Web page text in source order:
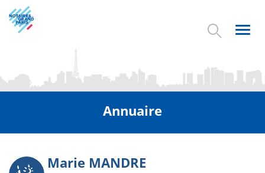
Aller
au
contenu
Annuaire
Photo Marie MANDRE